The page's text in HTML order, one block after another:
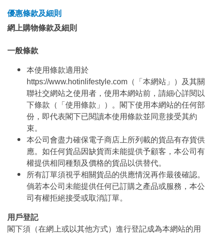
優惠條款及細則
網上購物條款及細則
一般條款
本使用條款適用於
https://www.hotinlifestyle.com（「本網站」）及其關
聯社交網站之使用者，使用本網站前，請細心詳閱以
下條款（「使用條款」）。閣下使用本網站的任何部
份，即代表閣下已閱讀本使用條款並同意接受其約
束。
本公司會盡力確保電子商店上所列載的貨品有存貨供
應。如任何貨品因缺貨而未能提供予顧客，本公司有
權提供相同種類及價格的貨品以供替代。
所有訂單須視乎相關貨品的供應情況再作最後確認。
倘若本公司未能提供任何已訂購之產品或服務，本公
司有權拒絕接受或取消訂單。
用戶登記
閣下須（在網上或以其他方式）進行登記成為本網站的用